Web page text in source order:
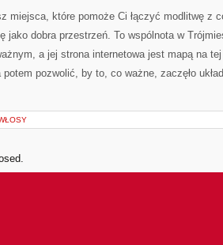
miejsca, które pomoże Ci łączyć modlitwę z
jako dobra przestrzeń. To wspólnota w
a jej strona internetowa jest mapą na
pozwolić, by to, co ważne, zaczęło